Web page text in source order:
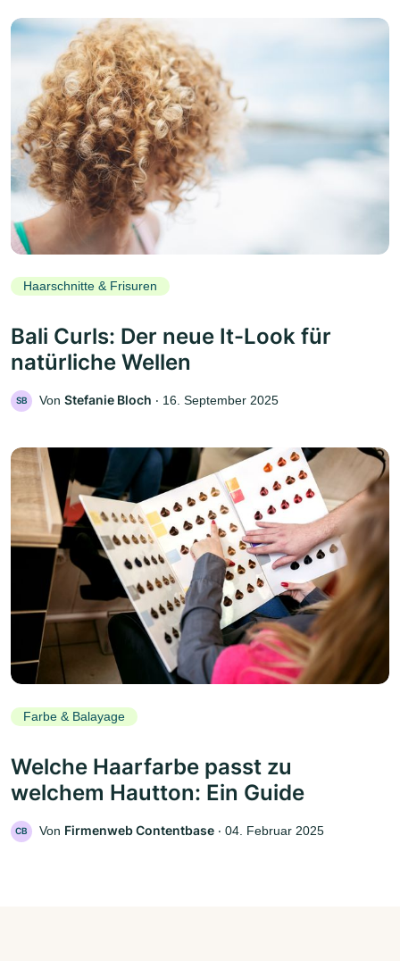
Haarschnitte & Frisuren
Bali Curls: Der neue It-Look für
natürliche Wellen
SB Von Stefanie Bloch ‧ 16. September 2025
Farbe & Balayage
Welche Haarfarbe passt zu
welchem Hautton: Ein Guide
CB Von Firmenweb Contentbase ‧ 04. Februar 2025